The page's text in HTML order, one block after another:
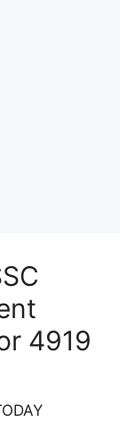
4919